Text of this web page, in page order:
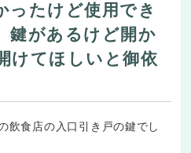
ったけど使用でき
鍵があるけど開か
けてほしいと御依
飲食店の入口引き戸の鍵でし